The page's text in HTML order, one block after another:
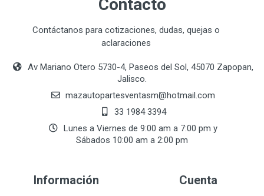
Contacto
Contáctanos para cotizaciones, dudas, quejas o
aclaraciones
Av Mariano Otero 5730-4, Paseos del Sol, 45070 Zapopan,
Jalisco.
mazautopartesventasmӏ@hotmail.com
33 1984 3394
Lunes a Viernes de 9:00 am a 7:00 pm y
Sábados 10:00 am a 2:00 pm
Información Cuenta